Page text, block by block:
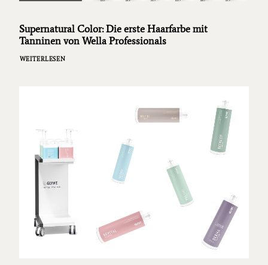
Supernatural Color: Die erste Haarfarbe mit
Tanninen von Wella Professionals
WEITERLESEN